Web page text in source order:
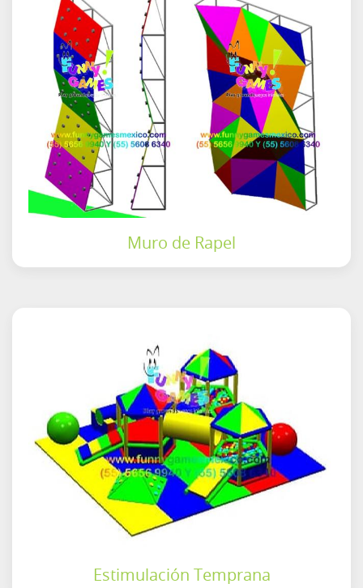
Muro de Rapel
Estimulación Temprana